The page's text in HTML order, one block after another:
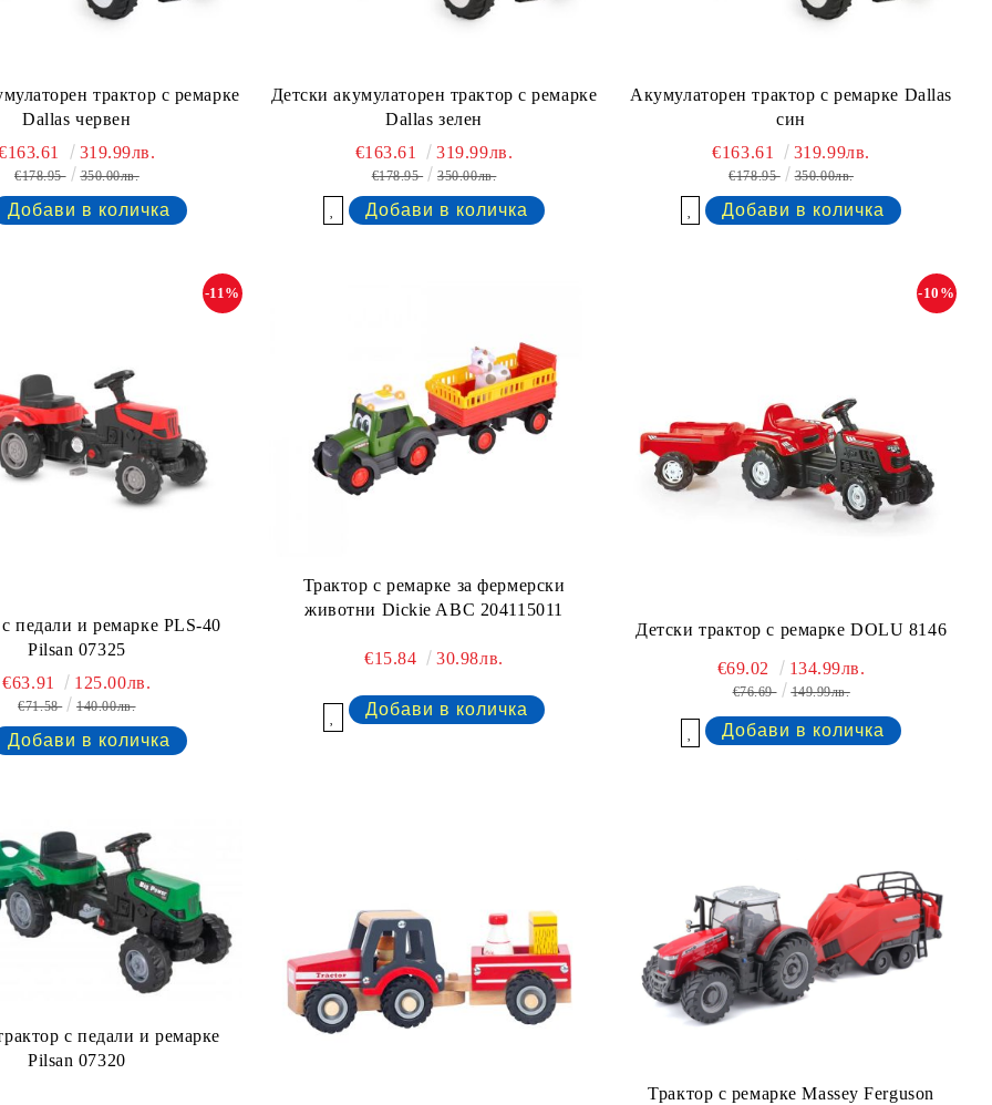
трактор с ремaрке
Dallas червен
319.99лв.
€178.95 350.00лв.
Детски акумулаторен трактор с ремaрке
Dallas зелен
€163.61 319.99лв.
€178.95 350.00лв.
Акумулаторен трактор с ремaрке Dallas
син
€163.61 319.99лв.
€178.95 350.00лв.
педали и ремарке PLS-40
Pilsan 07325
-11%
€63.91 125.00лв.
€71.58 140.00лв.
Трактор с ремарке за фермерски
животни Dickie ABC 204115011
€15.84 30.98лв.
Детски трактор с ремарке DOLU 8146
-10%
€69.02 134.99лв.
€76.69 149.99лв.
с педали и ремарке
Pilsan 07320
Трактор с ремарке Massey Ferguson